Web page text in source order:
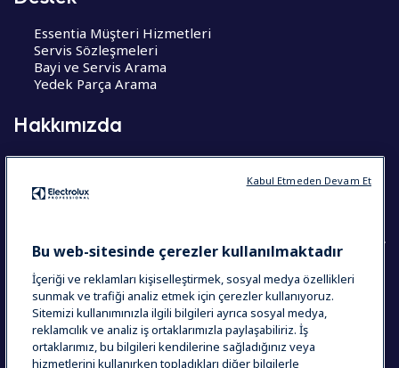
Essentia Müşteri Hizmetleri
Servis Sözleşmeleri
Bayi ve Servis Arama
Yedek Parça Arama
Hakkımızda
Hakkımızda
CoE – Mükemmelik Merkezleri
COUNTRY AND LANGUAGE
SEÇIMINIZ: TÜRKIYE
Bu web-sitesinde çerezler kullanılmaktadır
İçeriği ve reklamları kişiselleştirmek, sosyal medya özellikleri
sunmak ve trafiği analiz etmek için çerezler kullanıyoruz.
Sitemizi kullanımınızla ilgili bilgileri ayrıca sosyal medya,
reklamcılık ve analiz iş ortaklarımızla paylaşabiliriz. İş
ortaklarımız, bu bilgileri kendilerine sağladığınız veya
hizmetlerini kullanırken topladıkları diğer bilgilerle
Kabul Etmeden Devam Et